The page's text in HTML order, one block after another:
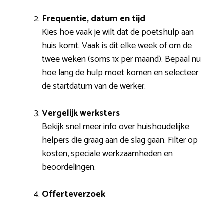
Frequentie, datum en tijd
Kies hoe vaak je wilt dat de poetshulp aan
huis komt. Vaak is dit elke week of om de
twee weken (soms 1x per maand). Bepaal nu
hoe lang de hulp moet komen en selecteer
de startdatum van de werker.
Vergelijk werksters
Bekijk snel meer info over huishoudelijke
helpers die graag aan de slag gaan. Filter op
kosten, speciale werkzaamheden en
beoordelingen.